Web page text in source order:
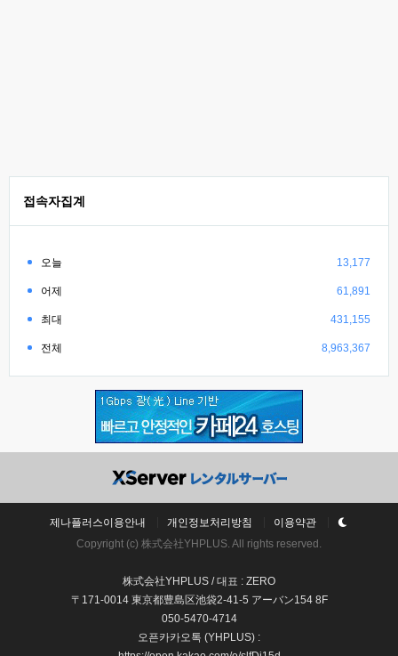
접속자집계
오늘 13,177
어제 61,891
최대 431,155
전체 8,963,367
제나플러스이용안내 개인정보처리방침
이용약관
Copyright (c) 株式会社YHPLUS. All rights reserved.
株式会社YHPLUS / 대표 : ZERO
〒171-0014 東京都豊島区池袋2-41-5 アーバン154 8F
050-5470-4714
오픈카카오톡 (YHPLUS) :